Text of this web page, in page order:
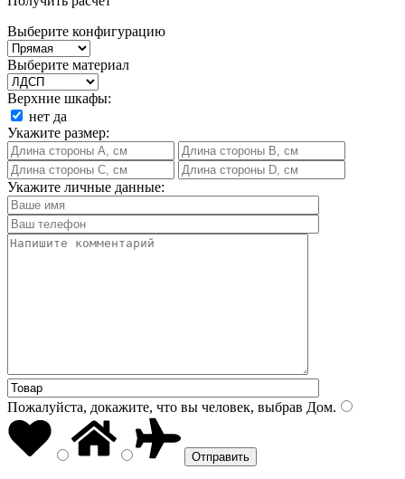
Выберите конфигурацию
Выберите материал
Верхние шкафы:
нет да
Укажите размер:
Укажите личные данные:
Пожалуйста, докажите, что вы человек, выбрав Дом.